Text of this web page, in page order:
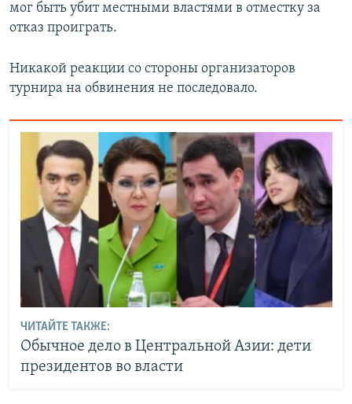
мог быть убит местными властями в отместку за
отказ проиграть.
Никакой реакции со стороны организаторов
турнира на обвинения не последовало.
ЧИТАЙТЕ ТАКЖЕ:
Обычное дело в Центральной Азии: дети
президентов во власти